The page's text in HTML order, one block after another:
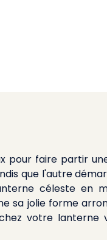
pour faire partir
que l'autre
céleste en
sa jolie forme
votre lanterne